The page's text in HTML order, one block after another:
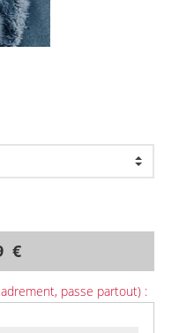
€
passe partout) :